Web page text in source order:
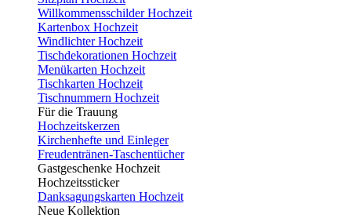
Willkommensschilder Hochzeit
Kartenbox Hochzeit
Windlichter Hochzeit
Tischdekorationen Hochzeit
Menükarten Hochzeit
Tischkarten Hochzeit
Tischnummern Hochzeit
Für die Trauung
Hochzeitskerzen
Kirchenhefte und Einleger
Freudentränen-Taschentücher
Gastgeschenke Hochzeit
Hochzeitssticker
Danksagungskarten Hochzeit
Neue Kollektion